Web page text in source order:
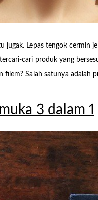
jugak. Lepas tengok cermin
cari produk yang
Salah satunya adalah
3 dalam 1